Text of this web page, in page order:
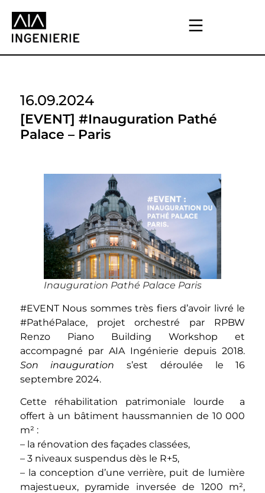
16.09.2024
[EVENT] #Inauguration Pathé
Palace – Paris
Inauguration Pathé Palace Paris
#EVENTNous sommes très fiers d’avoir livré le
#PathéPalace, projet orchestré par RPBW
Renzo Piano Building Workshop et
accompagné par AIA Ingénierie depuis 2018.
Son inauguration s’est déroulée le 16
septembre 2024.
Cette réhabilitation patrimoniale lourde a
offert à un bâtiment haussmannien de 10 000
m² :
– la rénovation des façades classées,
– 3 niveaux suspendus dès le R+5,
– la conception d’une verrière, puit de lumière
majestueux, pyramide inversée de 1200 m²,